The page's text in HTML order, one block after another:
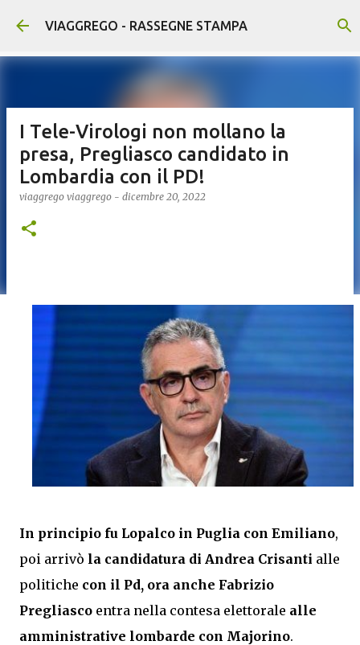
Passa ai contenuti principali
VIAGGREGO - RASSEGNE STAMPA
I Tele-Virologi non mollano la
presa, Pregliasco candidato in
Lombardia con il PD!
viaggrego viaggrego - dicembre 20, 2022
In principio fu Lopalco in Puglia con Emiliano,
poi arrivò la candidatura di Andrea Crisanti alle
politiche con il Pd, ora anche Fabrizio
Pregliasco entra nella contesa elettorale alle
amministrative lombarde con Majorino.